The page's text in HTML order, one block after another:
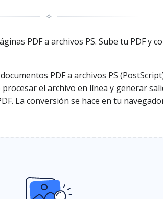
✧
PDF a archivos PS. Sube tu PDF y
PDF a archivos PS
el archivo en línea y generar
La conversión se hace en tu